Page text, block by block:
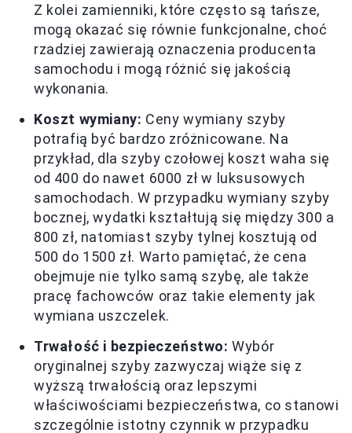
Z kolei zamienniki, które często są tańsze,
mogą okazać się równie funkcjonalne, choć
rzadziej zawierają oznaczenia producenta
samochodu i mogą różnić się jakością
wykonania.
Koszt wymiany: Ceny wymiany szyby
potrafią być bardzo zróżnicowane. Na
przykład, dla szyby czołowej koszt waha się
od 400 do nawet 6000 zł w luksusowych
samochodach. W przypadku wymiany szyby
bocznej, wydatki kształtują się między 300 a
800 zł, natomiast szyby tylnej kosztują od
500 do 1500 zł. Warto pamiętać, że cena
obejmuje nie tylko samą szybę, ale także
pracę fachowców oraz takie elementy jak
wymiana uszczelek.
Trwałość i bezpieczeństwo: Wybór
oryginalnej szyby zazwyczaj wiąże się z
wyższą trwałością oraz lepszymi
właściwościami bezpieczeństwa, co stanowi
szczególnie istotny czynnik w przypadku